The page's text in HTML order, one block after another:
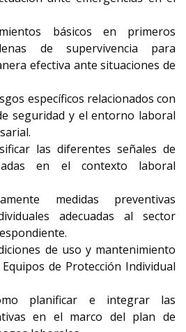
básicos en primeros
de supervivencia para
efectiva ante situaciones de
específicos relacionados con
seguridad y el entorno laboral
las diferentes señales de
en el contexto laboral
medidas preventivas
adecuadas al sector
de uso y mantenimiento
de Protección Individual
planificar e integrar las
en el marco del plan de